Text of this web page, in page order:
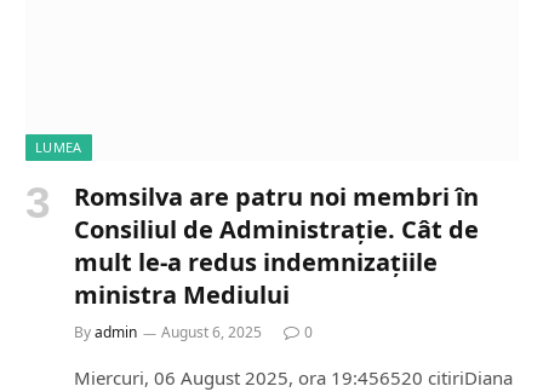
LUMEA
Romsilva are patru noi membri în
Consiliul de Administrație. Cât de
mult le-a redus indemnizațiile
ministra Mediului
Byadmin August 6, 2025 0
Miercuri, 06 August 2025, ora 19:456520 citiriDiana